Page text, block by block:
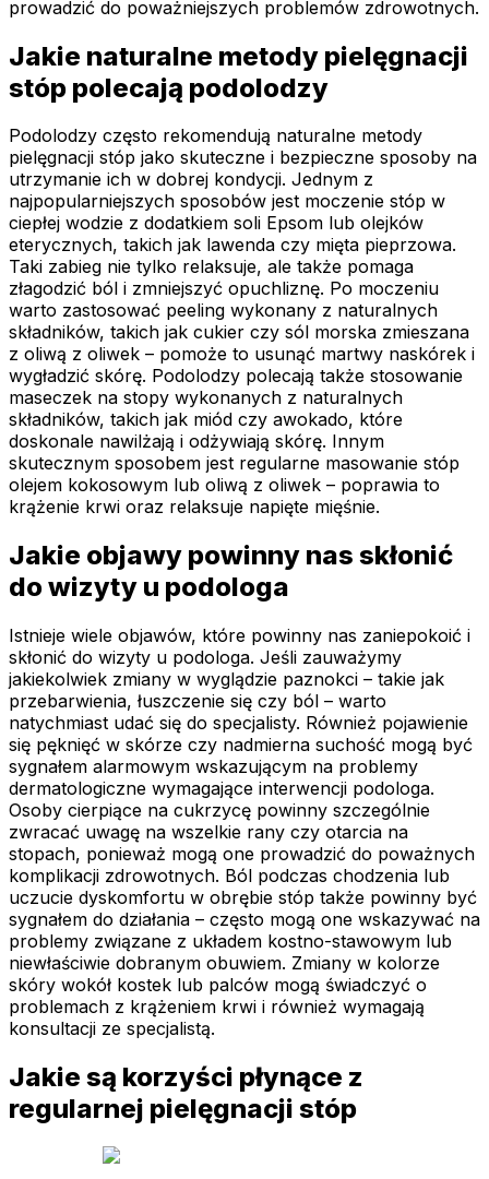
prowadzić do poważniejszych problemów zdrowotnych.
Jakie naturalne metody pielęgnacji
stóp polecają podolodzy
Podolodzy często rekomendują naturalne metody
pielęgnacji stóp jako skuteczne i bezpieczne sposoby na
utrzymanie ich w dobrej kondycji. Jednym z
najpopularniejszych sposobów jest moczenie stóp w
ciepłej wodzie z dodatkiem soli Epsom lub olejków
eterycznych, takich jak lawenda czy mięta pieprzowa.
Taki zabieg nie tylko relaksuje, ale także pomaga
złagodzić ból i zmniejszyć opuchliznę. Po moczeniu
warto zastosować peeling wykonany z naturalnych
składników, takich jak cukier czy sól morska zmieszana
z oliwą z oliwek – pomoże to usunąć martwy naskórek i
wygładzić skórę. Podolodzy polecają także stosowanie
maseczek na stopy wykonanych z naturalnych
składników, takich jak miód czy awokado, które
doskonale nawilżają i odżywiają skórę. Innym
skutecznym sposobem jest regularne masowanie stóp
olejem kokosowym lub oliwą z oliwek – poprawia to
krążenie krwi oraz relaksuje napięte mięśnie.
Jakie objawy powinny nas skłonić
do wizyty u podologa
Istnieje wiele objawów, które powinny nas zaniepokoić i
skłonić do wizyty u podologa. Jeśli zauważymy
jakiekolwiek zmiany w wyglądzie paznokci – takie jak
przebarwienia, łuszczenie się czy ból – warto
natychmiast udać się do specjalisty. Również pojawienie
się pęknięć w skórze czy nadmierna suchość mogą być
sygnałem alarmowym wskazującym na problemy
dermatologiczne wymagające interwencji podologa.
Osoby cierpiące na cukrzycę powinny szczególnie
zwracać uwagę na wszelkie rany czy otarcia na
stopach, ponieważ mogą one prowadzić do poważnych
komplikacji zdrowotnych. Ból podczas chodzenia lub
uczucie dyskomfortu w obrębie stóp także powinny być
sygnałem do działania – często mogą one wskazywać na
problemy związane z układem kostno-stawowym lub
niewłaściwie dobranym obuwiem. Zmiany w kolorze
skóry wokół kostek lub palców mogą świadczyć o
problemach z krążeniem krwi i również wymagają
konsultacji ze specjalistą.
Jakie są korzyści płynące z
regularnej pielęgnacji stóp